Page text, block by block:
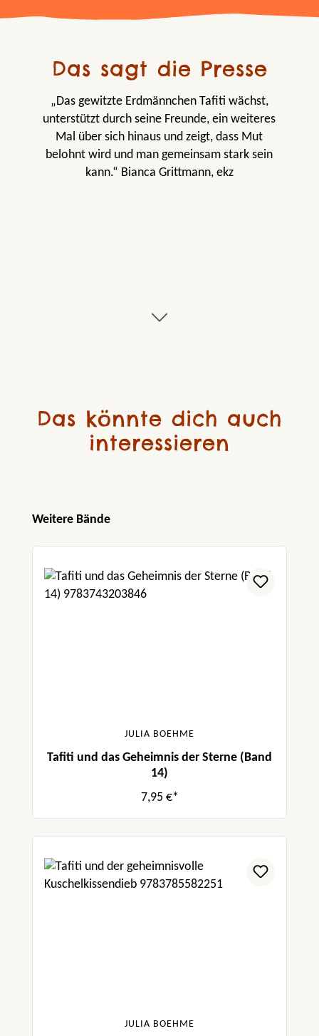
Das sagt die Presse
„Das gewitzte Erdmännchen Tafiti wächst,
unterstützt durch seine Freunde, ein weiteres
Mal über sich hinaus und zeigt, dass Mut
belohnt wird und man gemeinsam stark sein
kann.“ Bianca Grittmann, ekz
Das könnte dich auch
interessieren
Produktgalerie überspringen
Weitere Bände
JULIA BOEHME
Tafiti und das Geheimnis der Sterne (Band
14)
7,95 €*
JULIA BOEHME